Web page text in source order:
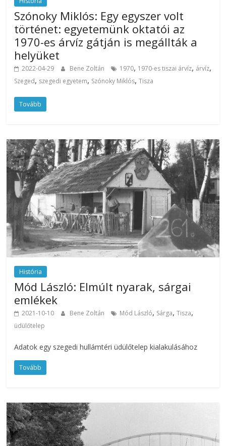
Szónoky Miklós: Egy egyszer volt
történet: egyetemünk oktatói az
1970-es árvíz gátján is megállták a
helyüket
2022-04-29 Bene Zoltán 1970, 1970-es tiszai árvíz, árvíz,
Szeged, szegedi egyetem, Szónoky Miklós,Tisza
Tovább
História
Mód László: Elmúlt nyarak, sárgai
emlékek
2021-10-10 Bene Zoltán Mód László, Sárga,Tisza,
üdülőtelep
Adatok egy szegedi hullámtéri üdülőtelep kialakulásához
Tovább